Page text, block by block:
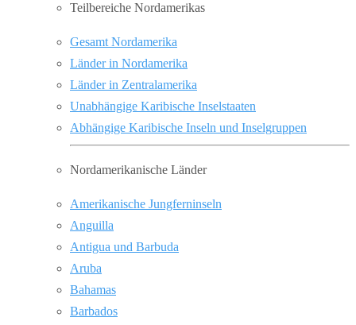
Teilbereiche Nordamerikas
Gesamt Nordamerika
Länder in Nordamerika
Länder in Zentralamerika
Unabhängige Karibische Inselstaaten
Abhängige Karibische Inseln und Inselgruppen
Nordamerikanische Länder
Amerikanische Jungferninseln
Anguilla
Antigua und Barbuda
Aruba
Bahamas
Barbados